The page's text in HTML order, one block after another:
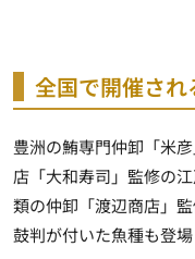
全国で開催さ
豊洲の鮪専門仲卸「米
店「大和寿司」監修の
類の仲卸「渡辺商店」
鼓判が付いた魚種も登場